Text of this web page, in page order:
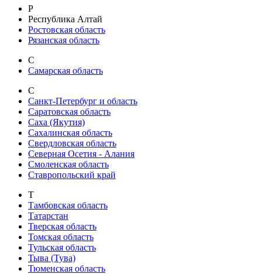
Р
Республика Алтай
Ростовская область
Рязанская область
С
Самарская область
С
Санкт-Петербург и область
Саратовская область
Саха (Якутия)
Сахалинская область
Свердловская область
Северная Осетия - Алания
Смоленская область
Ставропольский край
Т
Тамбовская область
Татарстан
Тверская область
Томская область
Тульская область
Тыва (Тува)
Тюменская область